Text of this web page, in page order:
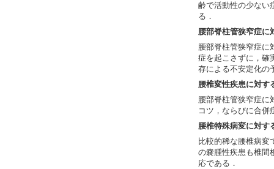
齢で活動性の少ない
る．
腰部脊柱管狭窄症に
腰部脊柱管狭窄症に
症を起こさずに，確
存による不安定化の
腰椎変性疾患に対す
腰部脊柱管狭窄症に
コツ，ならびに合併
腰椎特殊病変に対す
比較的稀な腰椎病変
の嚢腫性疾患も椎間
応である．